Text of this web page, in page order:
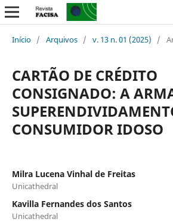
Início / Arquivos / v. 13 n. 01 (2025) /
CARTÃO DE CRÉDITO
CONSIGNADO: A
CONSUMIDOR IDOSO
Milra Lucena Vinhal de Freitas
Unicathedral
Kavilla Fernandes dos Santos
Unicathedral